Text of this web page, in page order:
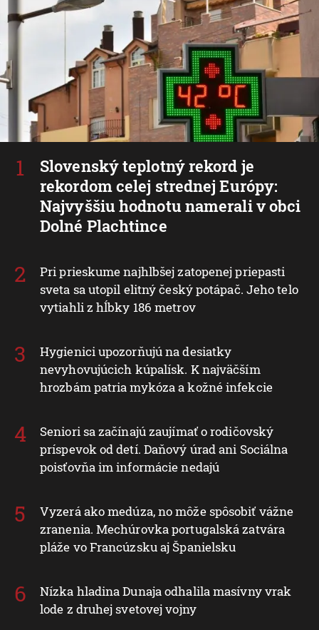
Slovenský teplotný rekord je
rekordom celej strednej Európy:
Najvyššiu hodnotu namerali v obci
Dolné Plachtince
Pri prieskume najhlbšej zatopenej priepasti
sveta sa utopil elitný český potápač. Jeho telo
vytiahli z hĺbky 186 metrov
Hygienici upozorňujú na desiatky
nevyhovujúcich kúpalísk. K najväčším
hrozbám patria mykóza a kožné infekcie
Seniori sa začínajú zaujímať o rodičovský
príspevok od detí. Daňový úrad ani Sociálna
poisťovňa im informácie nedajú
Vyzerá ako medúza, no môže spôsobiť vážne
zranenia. Mechúrovka portugalská zatvára
pláže vo Francúzsku aj Španielsku
Nízka hladina Dunaja odhalila masívny vrak
lode z druhej svetovej vojny